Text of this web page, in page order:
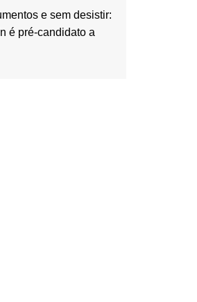
e sem desistir:
é pré-candidato a